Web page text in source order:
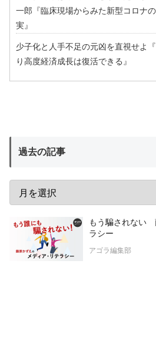
一郎『臨床現場からみた新型コロナ
実』
少子化と人手不足の元凶を直視せよ
り高度経済成長は復活できる』
過去の記事
もう騙されない
ラシー
アゴラ編集部